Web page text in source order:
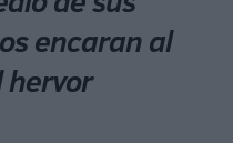
encaran al
hervor